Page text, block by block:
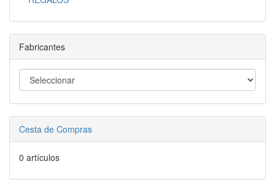
Fabricantes
Cesta de Compras
0 artículos